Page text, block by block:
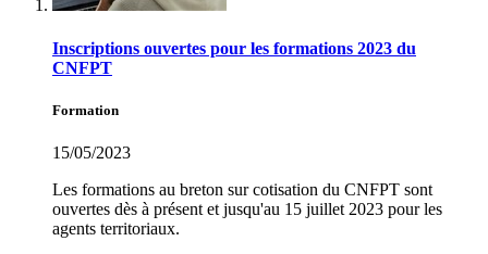
Inscriptions ouvertes pour les formations 2023 du
CNFPT
Formation
15/05/2023
Les formations au breton sur cotisation du CNFPT sont
ouvertes dès à présent et jusqu'au 15 juillet 2023 pour les
agents territoriaux.